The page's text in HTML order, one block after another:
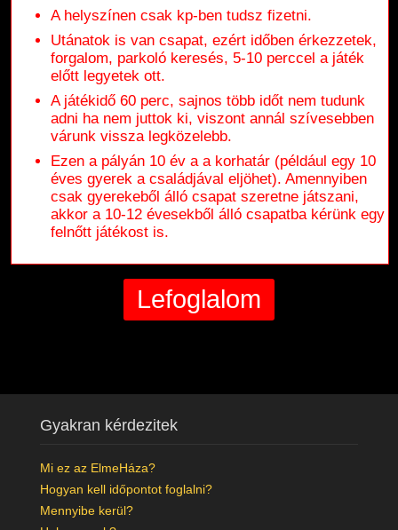
A helyszínen csak kp-ben tudsz fizetni.
Utánatok is van csapat, ezért időben érkezzetek,
forgalom, parkoló keresés, 5-10 perccel a játék
előtt legyetek ott.
A játékidő 60 perc, sajnos több időt nem tudunk
adni ha nem juttok ki, viszont annál szívesebben
várunk vissza legközelebb.
Ezen a pályán 10 év a a korhatár (például egy 10
éves gyerek a családjával eljöhet). Amennyiben
csak gyerekeből álló csapat szeretne játszani,
akkor a 10-12 évesekből álló csapatba kérünk egy
felnőtt játékost is.
Gyakran kérdezitek
Mi ez az ElmeHáza?
Hogyan kell időpontot foglalni?
Mennyibe kerül?